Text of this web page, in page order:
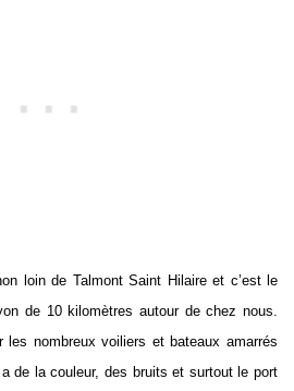
loin de Talmont Saint Hilaire et c’est le
de 10 kilomètres autour de chez nous.
les nombreux voiliers et bateaux amarrés
de la couleur, des bruits et surtout le port